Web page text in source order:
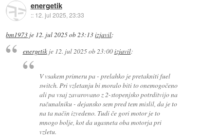
energetik
:: 12. jul 2025, 23:33
bm1973 je 12. jul 2025 ob 23:13izjavil:
energetikje 12. jul 2025 ob 23:00izjavil:
V vsakem primeru pa - prelahko je pretakniti fuel
switch. Pri vzletanju bi moralo biti to onemogočeno
ali pa vsaj zavarovano z 2-stopenjsko potrditvijo na
računalniku - dejansko sem pred tem mislil, da je to
na ta način izvedeno. Tudi če gori motor je to
mnogo bolje, kot da ugasneta oba motorja pri
vzletu.